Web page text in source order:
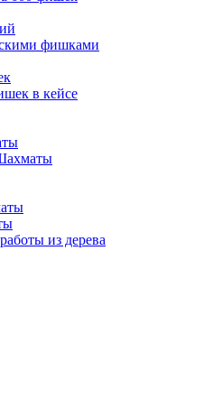
фишками
в кейсе
из дерева